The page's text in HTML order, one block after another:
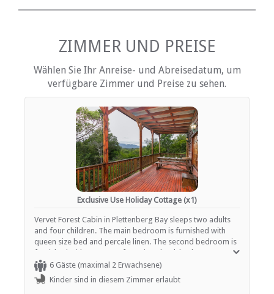
Tee- und Kaffeekocher
EINRICHTUNGEN AUF DEM GELÄNDE
Kinderfreundlich (alle Altersgruppen)
Housekeeping (periodisch)
Parkplatz (abseits der Straße)
Schwimmbad
ESSEN UND TRINKEN
Braai / Grill (BBQ)
Zimmerservice
INTERNET
Kostenloses Wi-Fi
ZIMMER UND PREISE
Wählen Sie Ihr Anreise- und Abreisedatum, um
verfügbare Zimmer und Preise zu sehen.
Exclusive Use Holiday Cottage (x1)
Vervet Forest Cabin in Plettenberg Bay sleeps two adults
and four children. The main bedroom is furnished with
queen size bed and percale linen. The second bedroom is
furnished with two sets of spacious bunk beds. Most
notably is the superb shower tower” – truly original and
finished in mosaic. The bright living area and kitchen are
open plan and there is a fireplace and a flat screen TV with
6 Gäste (maximal 2 Erwachsene)
Kinder sind in diesem Zimmer erlaubt